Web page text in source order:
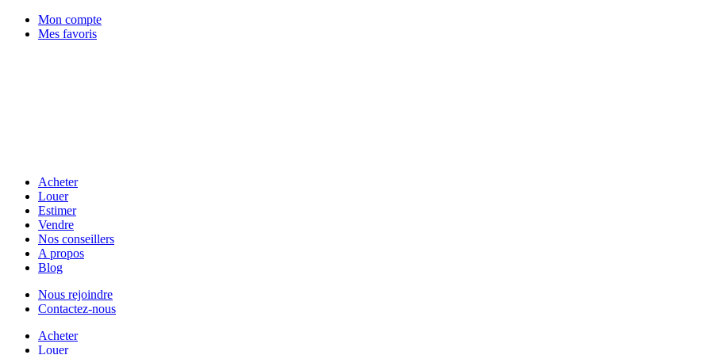
Mon compte
Mes favoris
Acheter
Louer
Estimer
Vendre
Nos conseillers
A propos
Blog
Nous rejoindre
Contactez-nous
Acheter
Louer